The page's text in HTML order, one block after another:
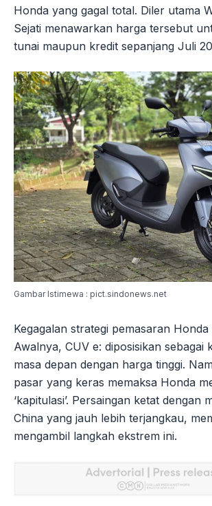
Honda yang gagal total. Diler utama
Sejati menawarkan harga tersebut
tunai maupun kredit sepanjang Juli
Gambar Istimewa : pict.sindonews.net
Kegagalan strategi pemasaran Honda
Awalnya, CUV e: diposisikan sebagai
masa depan dengan harga tinggi.
pasar yang keras memaksa Honda
‘kapitulasi’. Persaingan ketat dengan
China yang jauh lebih terjangkau,
mengambil langkah ekstrem ini.